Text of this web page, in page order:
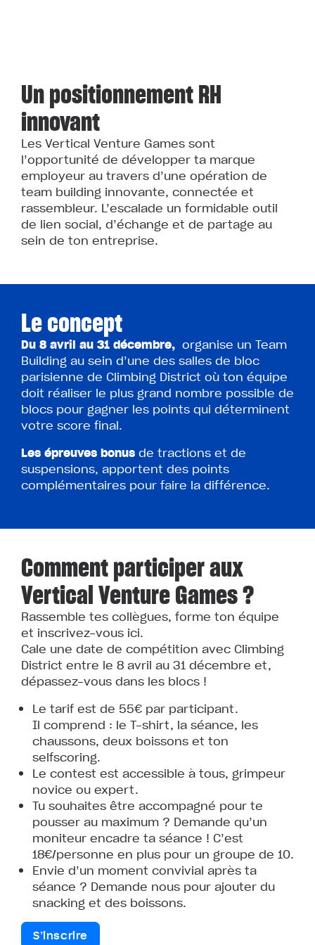
Un positionnement RH
innovant
Les Vertical Venture Games sont
l’opportunité de développer ta marque
employeur au travers d’une opération de
team building innovante, connectée et
rassembleur. L’escalade un formidable outil
de lien social, d’échange et de partage au
sein de ton entreprise.
Le concept
Du 8 avril au 31 décembre, organise un Team
Building au sein d’une des salles de bloc
parisienne de Climbing District où ton équipe
doit réaliser le plus grand nombre possible de
blocs pour gagner les points qui déterminent
votre score final.
Les épreuves bonus de tractions et de
suspensions, apportent des points
complémentaires pour faire la différence.
Comment participer aux
Vertical Venture Games ?
Rassemble tes collègues, forme ton équipe
et inscrivez-vous ici.
Cale une date de compétition avec Climbing
District entre le 8 avril au 31 décembre et,
dépassez-vous dans les blocs !
Le tarif est de 55€ par participant.
Il comprend : le T-shirt, la séance, les
chaussons, deux boissons et ton
selfscoring.
Le contest est accessible à tous, grimpeur
novice ou expert.
Tu souhaites être accompagné pour te
pousser au maximum ? Demande qu’un
moniteur encadre ta séance ! C’est
18€/personne en plus pour un groupe de 10.
Envie d’un moment convivial après ta
séance ? Demande nous pour ajouter du
snacking et des boissons.
S’inscrire